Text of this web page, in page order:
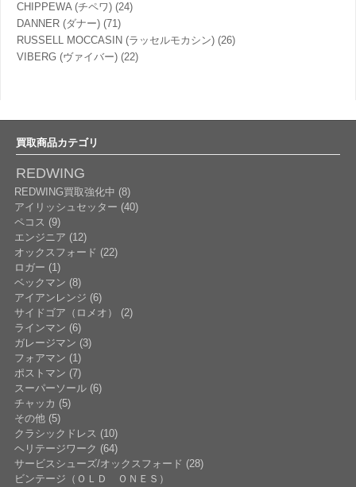
CHIPPEWA (チペワ) (24)
DANNER (ダナー) (71)
RUSSELL MOCCASIN (ラッセルモカシン) (26)
VIBERG (ヴァイバー) (22)
買取商品カテゴリ
REDWING
REDWING買取強化中 (8)
アイリッシュセッター (40)
ペコス (9)
エンジニア (12)
オックスフォード (22)
ロガー (1)
ベックマン (8)
アイアンレンジ (6)
サイドゴア（ロメオ） (2)
ラインマン (6)
ガレージマン (3)
フォアマン (1)
ポストマン (7)
スーパーソール (6)
チャッカ (5)
その他 (5)
クラシックドレス (10)
ヘリテージワーク (64)
サービスシューズ/オックスフォード (28)
ビンテージ（ＯＬＤ ＯＮＥＳ）